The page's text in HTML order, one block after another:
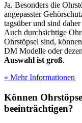
Ja. Besonders die
angepasster
tagsüber und sind
Auch durchsichtige
Ohrstöpsel sind,
DM Modelle oder
Auswahl ist groß.
» Mehr Informationen
Können
beeinträchtigen?